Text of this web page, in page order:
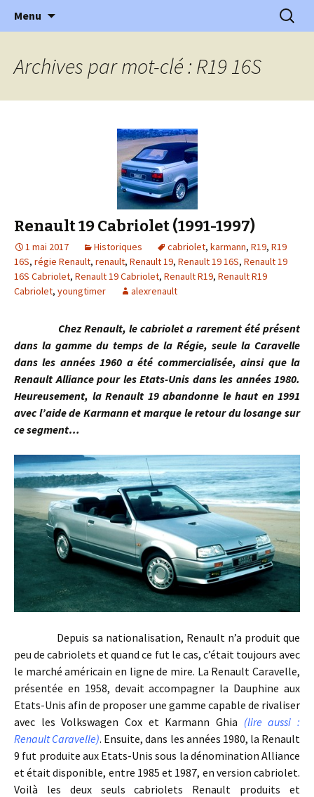
l'Automobile Ancienne
l'automobile ancienne : articles, historiques
…
Menu
Archives par mot-clé : R19 16S
Renault 19 Cabriolet (1991-1997)
1 mai 2017 Historiques cabriolet, karmann, R19, R19
16S, régie Renault, renault, Renault 19, Renault 19 16S, Renault 19
16S Cabriolet, Renault 19 Cabriolet, Renault R19, Renault R19
Cabriolet, youngtimer alexrenault
Chez Renault, le cabriolet a rarement été présent
dans la gamme du temps de la Régie, seule la Caravelle
dans les années 1960 a été commercialisée, ainsi que la
Renault Alliance pour les Etats-Unis dans les années 1980.
Heureusement, la Renault 19 abandonne le haut en 1991
avec l’aide de Karmann et marque le retour du losange sur
ce segment…
Depuis sa nationalisation, Renault n’a produit que
peu de cabriolets et quand ce fut le cas, c’était toujours avec
le marché américain en ligne de mire. La Renault Caravelle,
présentée en 1958, devait accompagner la Dauphine aux
Etats-Unis afin de proposer une gamme capable de rivaliser
avec les Volkswagen Cox et Karmann Ghia (lire aussi :
Renault Caravelle). Ensuite, dans les années 1980, la Renault
9 fut produite aux Etats-Unis sous la dénomination Alliance
et était disponible, entre 1985 et 1987, en version cabriolet.
Voilà les deux seuls cabriolets Renault produits et